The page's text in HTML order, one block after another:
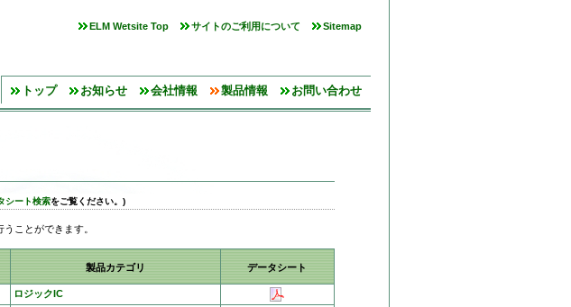
ELM Wetsite Top サイトのご利用について Sitemap
トップ お知らせ 会社情報 製品情報 お問い合わせ
シート検索をご覧ください。)
ことができます。
製品カテゴリ データシート
ロジックIC